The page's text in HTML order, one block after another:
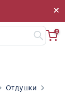
×
×
0
Отдушки